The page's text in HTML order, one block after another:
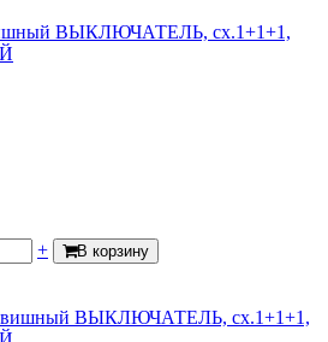
ВЫКЛЮЧАТЕЛЬ, сх.1+1+1,
+ В корзину